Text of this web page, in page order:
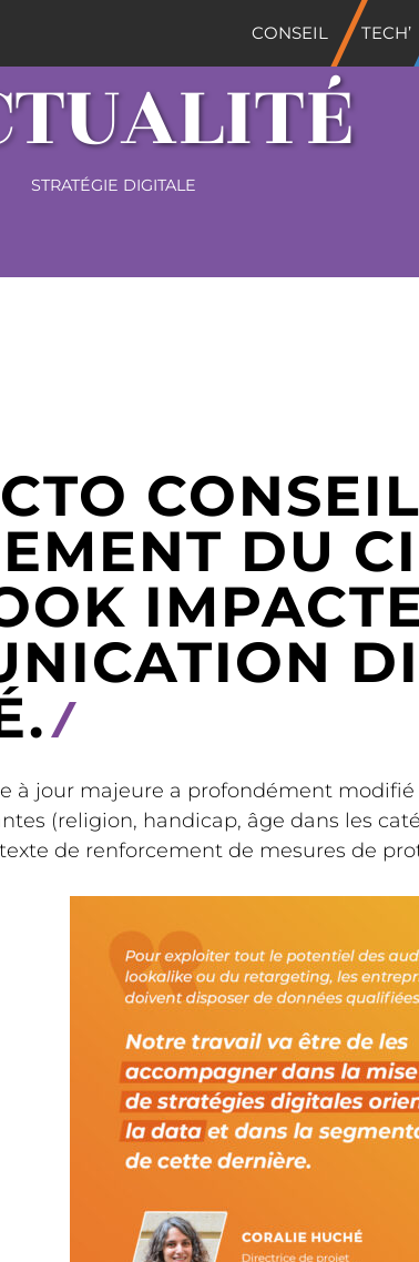
CONSEIL TECH’
STRATÉGIE DIGITALE
DU
à jour majeure a profondément
(religion, handicap, âge dans les
de renforcement de mesures de